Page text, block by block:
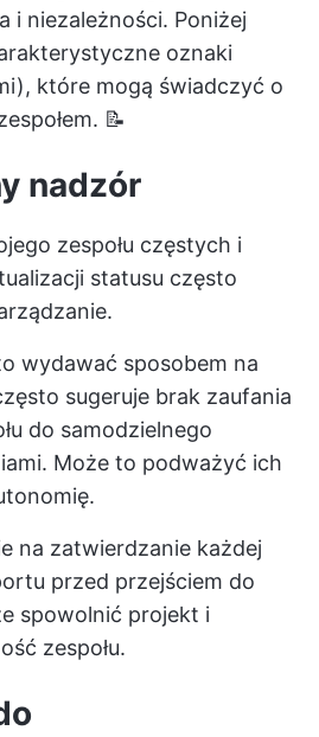
i niezależności. Poniżej
oznaki
które mogą świadczyć o
📝
nadzór
zespołu częstych i
statusu często
wydawać sposobem na
sugeruje brak zaufania
do samodzielnego
Może to podważyć ich
na zatwierdzanie każdej
przed przejściem do
spowolnić projekt i
zespołu.